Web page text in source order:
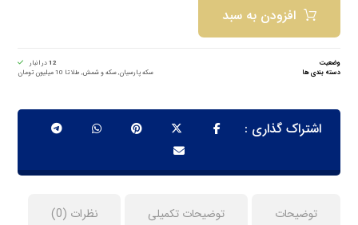
افزودن به سبد
وضعیت 12در انبار
دسته بندی ها
سکه پارسیان,سکه و شمش, طلا تا 10 میلیون تومان
توضیحات توضیحات تکمیلی نظرات (0)